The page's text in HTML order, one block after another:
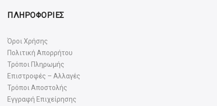
ΠΛΗΡΟΦΟΡΙΕΣ
Όροι Χρήσης
Πολιτική Απορρήτου
Τρόποι Πληρωμής
Επιστροφές – Αλλαγές
Τρόποι Αποστολής
Εγγραφή Επιχείρησης